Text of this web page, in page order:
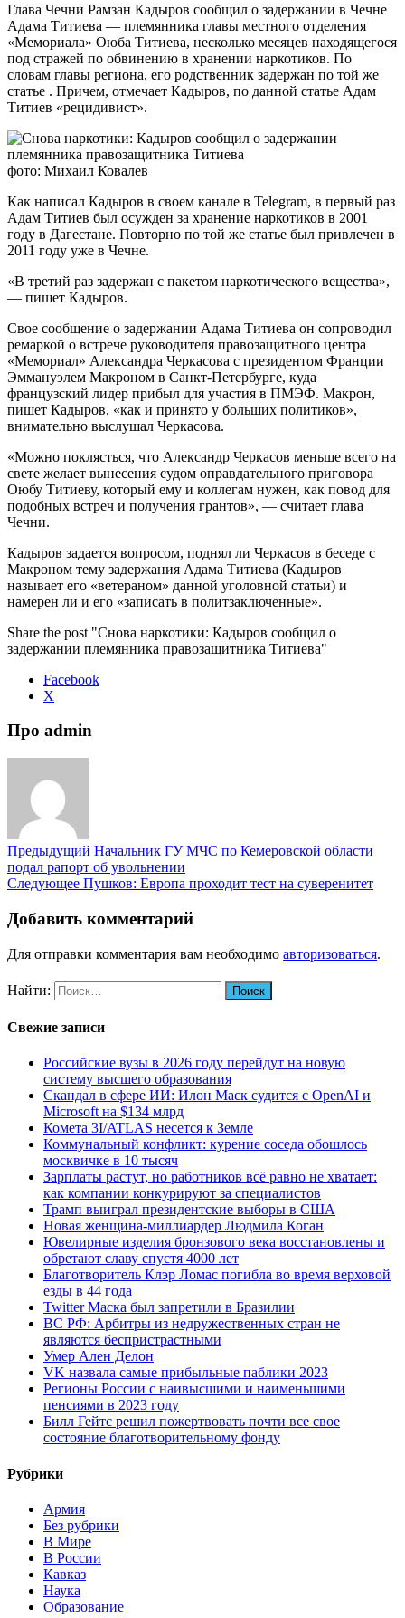
Глава Чечни Рамзан Кадыров сообщил о задержании в Чечне
Адама Титиева — племянника главы местного отделения
«Мемориала» Оюба Титиева, несколько месяцев находящегося
под стражей по обвинению в хранении наркотиков. По
словам главы региона, его родственник задержан по той же
статье . Причем, отмечает Кадыров, по данной статье Адам
Титиев «рецидивист».
фото: Михаил Ковалев
Как написал Кадыров в своем канале в Telegram, в первый раз
Адам Титиев был осужден за хранение наркотиков в 2001
году в Дагестане. Повторно по той же статье был привлечен в
2011 году уже в Чечне.
«В третий раз задержан с пакетом наркотического вещества»,
— пишет Кадыров.
Свое сообщение о задержании Адама Титиева он сопроводил
ремаркой о встрече руководителя правозащитного центра
«Мемориал» Александра Черкасова с президентом Франции
Эммануэлем Макроном в Санкт-Петербурге, куда
французский лидер прибыл для участия в ПМЭФ. Макрон,
пишет Кадыров, «как и принято у больших политиков»,
внимательно выслушал Черкасова.
«Можно поклясться, что Александр Черкасов меньше всего на
свете желает вынесения судом оправдательного приговора
Оюбу Титиеву, который ему и коллегам нужен, как повод для
подобных встреч и получения грантов», — считает глава
Чечни.
Кадыров задается вопросом, поднял ли Черкасов в беседе с
Макроном тему задержания Адама Титиева (Кадыров
называет его «ветераном» данной уголовной статьи) и
намерен ли и его «записать в политзаключенные».
Share the post "Снова наркотики: Кадыров сообщил о
задержании племянника правозащитника Титиева"
Facebook
X
Про admin
Предыдущий Начальник ГУ МЧС по Кемеровской области
подал рапорт об увольнении
Следующее Пушков: Европа проходит тест на суверенитет
Добавить комментарий
Для отправки комментария вам необходимо авторизоваться.
Найти:
Свежие записи
Российские вузы в 2026 году перейдут на новую
систему высшего образования
Скандал в сфере ИИ: Илон Маск судится с OpenAI и
Microsoft на $134 млрд
Комета 3I/ATLAS несется к Земле
Коммунальный конфликт: курение соседа обошлось
москвичке в 10 тысяч
Зарплаты растут, но работников всё равно не хватает:
как компании конкурируют за специалистов
Трамп выиграл президентские выборы в США
Новая женщина-миллиардер Людмила Коган
Ювелирные изделия бронзового века восстановлены и
обретают славу спустя 4000 лет
Благотворитель Клэр Ломас погибла во время верховой
езды в 44 года
Twitter Маска был запретили в Бразилии
ВС РФ: Арбитры из недружественных стран не
являются беспристрастными
Умер Ален Делон
VK назвала самые прибыльные паблики 2023
Регионы России с наивысшими и наименьшими
пенсиями в 2023 году
Билл Гейтс решил пожертвовать почти все свое
состояние благотворительному фонду
Рубрики
Армия
Без рубрики
В Мире
В России
Кавказ
Наука
Образование